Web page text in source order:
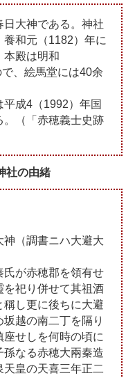
大神である。神社
和元（1182）年に
本殿は明和
、絵馬堂には40余
成4（1992）年国
。（「赤穂義士史跡
社の由緒
（調書ニハ大避大
氏が赤穂郡を領有せ
を祀り併せて其祖酒
し更に後ちに大避
越の南二丁を隔り
せしを何時の頃に
なる赤穂大兩秦造
皇の天喜三年正二